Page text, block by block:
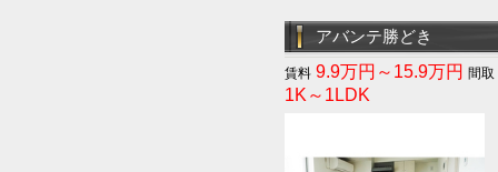
アバンテ勝どき
9.9万円～15.9万円
1K～1LDK